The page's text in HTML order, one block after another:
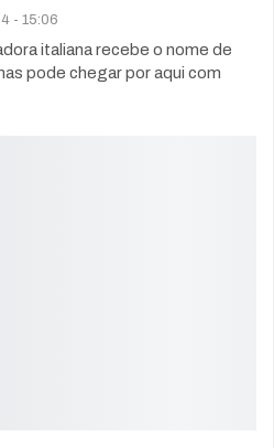
- 15:06
italiana recebe o nome de
pode chegar por aqui com